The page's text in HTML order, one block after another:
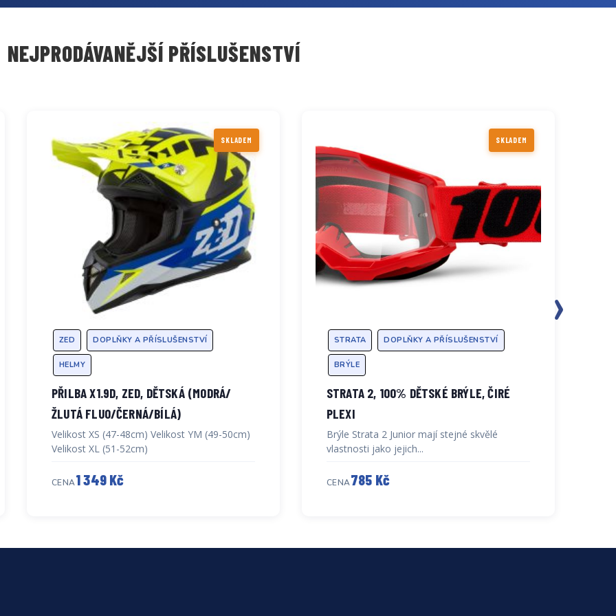
NEJPRODÁVANĚJŠÍ PŘÍSLUŠENSTVÍ
SKLADEM
ZED DOPLŇKY A PŘÍSLUŠENSTVÍ
HELMY
PŘILBA X1.9D, ZED, DĚTSKÁ (MODRÁ/
ŽLUTÁ FLUO/ČERNÁ/BÍLÁ)
Velikost XS (47-48cm) Velikost YM (49-50cm)
Velikost XL (51-52cm)
CENA1 349 Kč
SKLADEM
STRATA DOPLŇKY A PŘÍSLUŠENSTVÍ
BRÝLE
STRATA 2, 100% DĚTSKÉ BRÝLE, ČIRÉ
PLEXI
Brýle Strata 2 Junior mají stejné skvělé
vlastnosti jako jejich...
CENA785 Kč
›